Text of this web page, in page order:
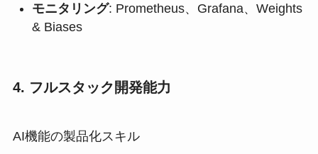
モニタリング: Prometheus、Grafana、Weights
& Biases
4. フルスタック開発能力
AI機能の製品化スキル